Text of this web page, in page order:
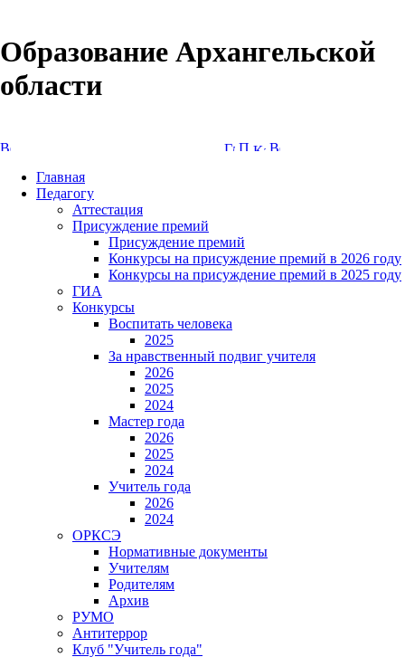
Образование Архангельской
области
Главная
Педагогу
Аттестация
Присуждение премий
Присуждение премий
Конкурсы на присуждение премий в 2026 году
Конкурсы на присуждение премий в 2025 году
ГИА
Конкурсы
Воспитать человека
2025
За нравственный подвиг учителя
2026
2025
2024
Мастер года
2026
2025
2024
Учитель года
2026
2024
ОРКСЭ
Нормативные документы
Учителям
Родителям
Архив
РУМО
Антитеррор
Клуб "Учитель года"